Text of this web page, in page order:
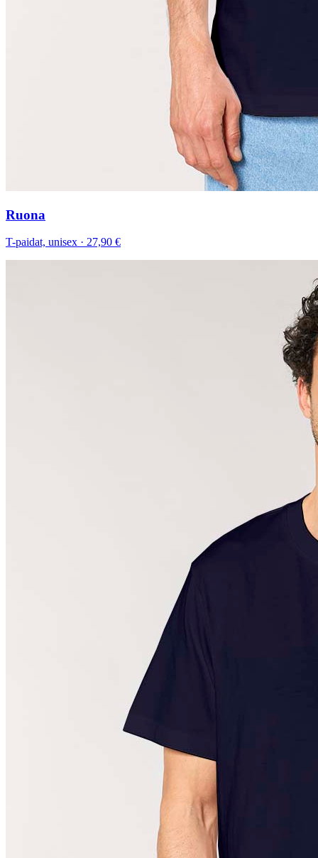
Ruona
T-paidat, unisex · 27,90 €